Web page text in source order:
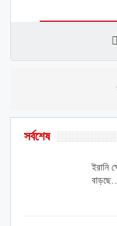
সর্বশেষ
ইরানি
বাড়ছে…